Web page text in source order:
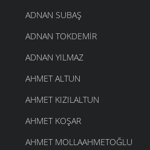
ADNAN SUBAŞ
ADNAN TOKDEMIR
ADNAN YILMAZ
AHMET ALTUN
AHMET KIZILALTUN
AHMET KOŞAR
AHMET MOLLAAHMETOĞLU